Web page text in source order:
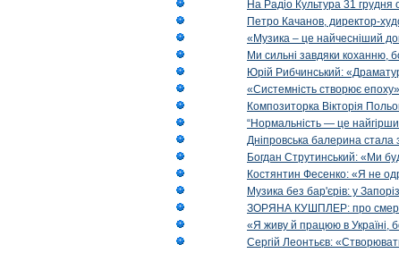
На Радіо Культура 31 грудня
Петро Качанов, директор-
«Музика – це найчесніший
Ми сильні завдяки коханню,
Юрій Рибчинський:
«Системність створює
Композиторка Вікторія
“Нормальність — це
Дніпровська балерина
Богдан Струтинський: «Ми
Костянтин Фесенко: «Я не
Музика без бар'єрів: у
ЗОРЯНА КУШПЛЕР: про смерть
«Я живу й працюю в Україні,
Сергій Леонтьєв: